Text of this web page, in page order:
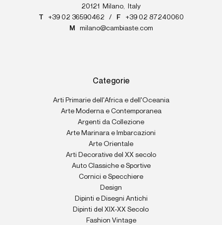
20121
Milano,
Italy
T
+39 02 36590462 / F
+39 02 87240060
M
milano@cambiaste.com
Categorie
Arti Primarie dell'Africa e dell'Oceania
Arte Moderna e Contemporanea
Argenti da Collezione
Arte Marinara e Imbarcazioni
Arte Orientale
Arti Decorative del XX secolo
Auto Classiche e Sportive
Cornici e Specchiere
Design
Dipinti e Disegni Antichi
Dipinti del XIX-XX Secolo
Fashion Vintage